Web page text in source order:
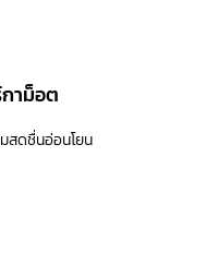
าม็อต
สดชื่นอ่อนโยน